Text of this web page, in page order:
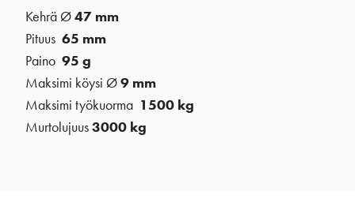
Kehrä Ø47 mm
Pituus 65 mm
Paino 95 g
Maksimi köysi Ø9 mm
Maksimi työkuorma 1500 kg
Murtolujuus3000 kg